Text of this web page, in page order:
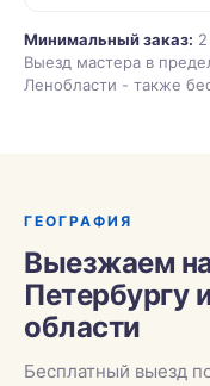
Минимальный заказ:
Выезд мастера в
Ленобласти - также
ГЕОГРАФИЯ
Выезжаем
Петербургу
области
Бесплатный выезд